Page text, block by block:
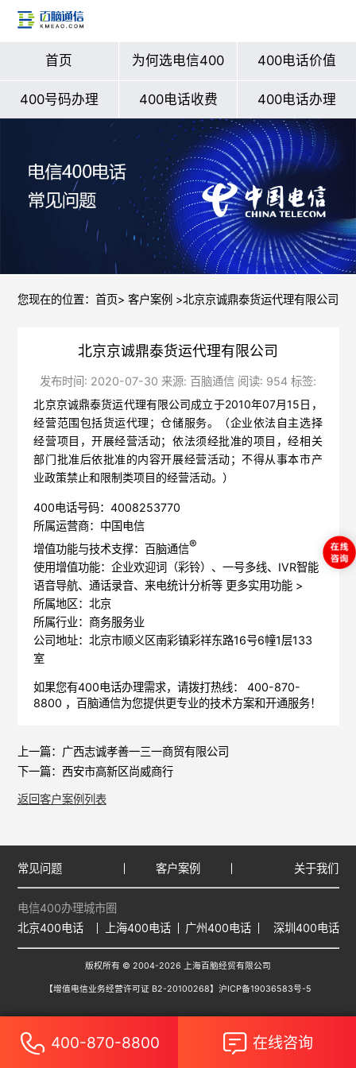
首页 为何选电信400 400电话价值
400号码办理 400电话收费 400电话办理
您现在的位置： 首页> 客户案例 >北京京诚鼎泰货运代理有限公司
北京京诚鼎泰货运代理有限公司
发布时间: 2020-07-30 来源: 百脑通信 阅读: 954 标签:
北京京诚鼎泰货运代理有限公司成立于2010年07月15日，
经营范围包括货运代理；仓储服务。（企业依法自主选择
经营项目，开展经营活动；依法须经批准的项目，经相关
部门批准后依批准的内容开展经营活动；不得从事本市产
业政策禁止和限制类项目的经营活动。）
400电话号码：4008253770
所属运营商：中国电信
增值功能与技术支撑：百脑通信®
使用增值功能：企业欢迎词（彩铃）、一号多线、IVR智能
语音导航、通话录音、来电统计分析等 更多实用功能 >
所属地区：北京
所属行业：商务服务业
公司地址：北京市顺义区南彩镇彩祥东路16号6幢1层133
室
如果您有400电话办理需求，请拨打热线： 400-870-
8800 ， 百脑通信为您提供更专业的技术方案和开通服务！
上一篇： 广西志诚孝善一三一商贸有限公司
下一篇： 西安市高新区尚威商行
返回客户案例列表
常见问题 客户案例 关于我们
电信400办理城市圈
北京400电话
上海400电话 广州400电话 深圳400电话
版权所有 © 2004-2026 上海百脑经贸有限公司
【增值电信业务经营许可证 B2-20100268】 沪ICP备19036583号-5
400-870-8800 在线咨询